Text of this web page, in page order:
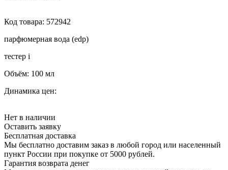
Код товара: 572942
парфюмерная вода (edp)
тестер i
Объём: 100 мл
Динамика цен:
Нет в наличии
Оставить заявку
Бесплатная доставка
Мы бесплатно доставим заказ в любой город или населенный
пункт России при покупке от 5000 рублей.
Гарантия возврата денег